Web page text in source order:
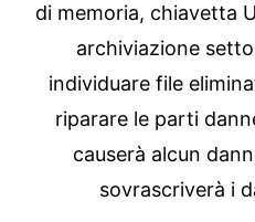
di memoria, chiavetta
archiviazione
individuare file
riparare le parti
causerà alcun
sovrascriverà i